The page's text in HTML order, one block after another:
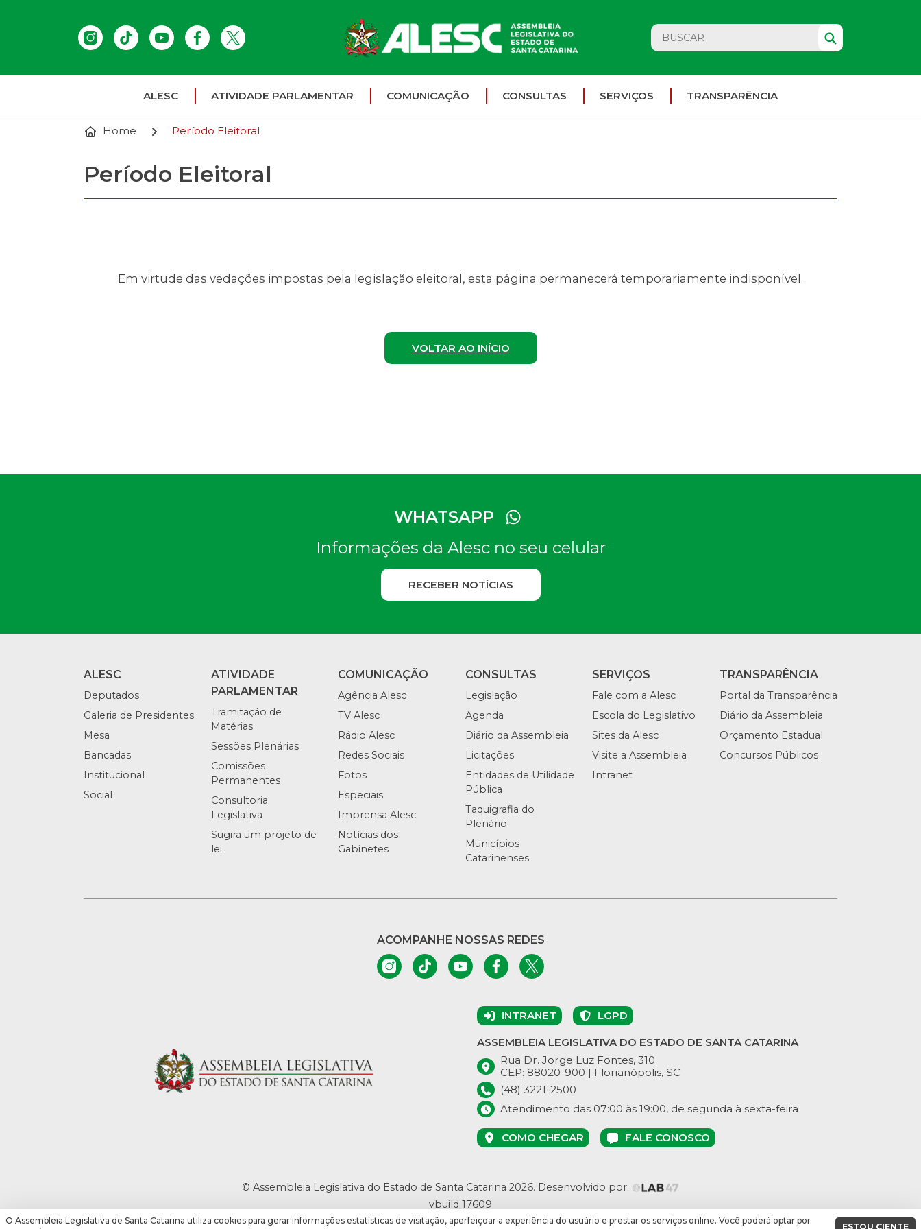
ALESC ATIVIDADE PARLAMENTAR COMUNICAÇÃO CONSULTAS SERVIÇOS TRANSPARÊNCIA
Home Período Eleitoral
Período Eleitoral
Em virtude das vedações impostas pela legislação eleitoral, esta página permanecerá temporariamente indisponível.
VOLTAR AO INÍCIO
WHATSAPP
Informações da Alesc no seu celular
RECEBER NOTÍCIAS
ALESC
Deputados
Galeria de Presidentes
Mesa
Bancadas
Institucional
Social
ATIVIDADE
PARLAMENTAR
Tramitação de
Matérias
Sessões Plenárias
Comissões
Permanentes
Consultoria
Legislativa
Sugira um projeto de
lei
COMUNICAÇÃO
Agência Alesc
TV Alesc
Rádio Alesc
Redes Sociais
Fotos
Especiais
Imprensa Alesc
Notícias dos
Gabinetes
CONSULTAS
Legislação
Agenda
Diário da Assembleia
Licitações
Entidades de Utilidade
Pública
Taquigrafia do
Plenário
Municípios
Catarinenses
SERVIÇOS
Fale com a Alesc
Escola do Legislativo
Sites da Alesc
Visite a Assembleia
Intranet
TRANSPARÊNCIA
Portal da Transparência
Diário da Assembleia
Orçamento Estadual
Concursos Públicos
ACOMPANHE NOSSAS REDES
INTRANET LGPD
ASSEMBLEIA LEGISLATIVA DO ESTADO DE SANTA CATARINA
Rua Dr. Jorge Luz Fontes, 310
CEP: 88020-900 | Florianópolis, SC
(48) 3221-2500
Atendimento das 07:00 às 19:00, de segunda à sexta-feira
COMO CHEGAR FALE CONOSCO
© Assembleia Legislativa do Estado de Santa Catarina 2026. Desenvolvido por:
vbuild 17609
O Assembleia Legislativa de Santa Catarina utiliza cookies para gerar informações estatísticas de visitação, aperfeiçoar a experiência do usuário e prestar os serviços online. Você poderá optar por
ESTOU CIENTE